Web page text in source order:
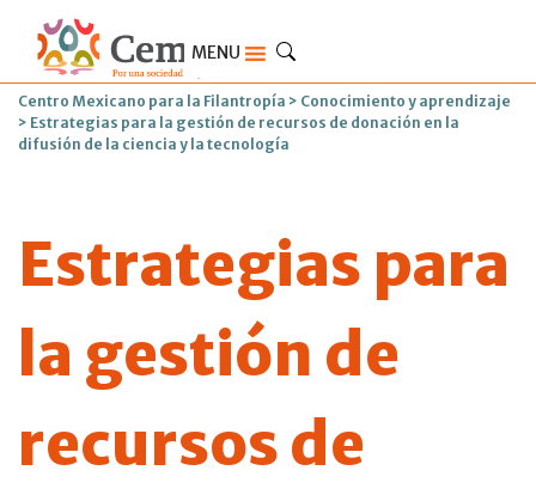
MENU
Centro Mexicano para la Filantropía > Conocimiento y aprendizaje
> Estrategias para la gestión de recursos de donación en la
difusión de la ciencia y la tecnología
Estrategias para
la gestión de
recursos de